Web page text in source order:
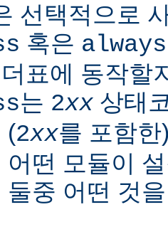
선택적으로
혹은 always
표에 동작할
는 2xx 상태
(2xx를 포함
어떤 모듈이
둘중 어떤 것